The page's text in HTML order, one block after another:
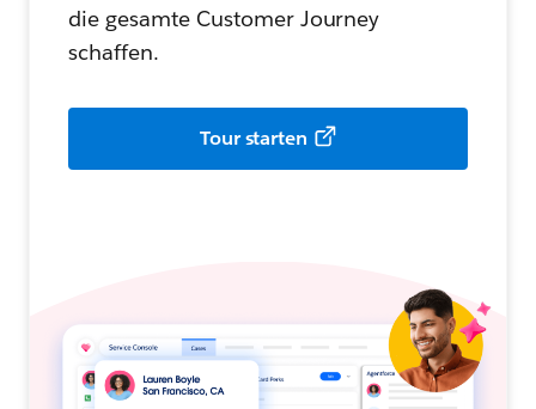
die gesamte Customer Journey
schaffen.
Tour starten